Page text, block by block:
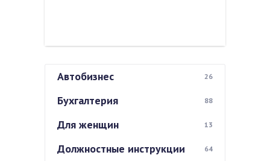
Автобизнес 26
Бухгалтерия 88
Для женщин 13
Должностные инструкции 64